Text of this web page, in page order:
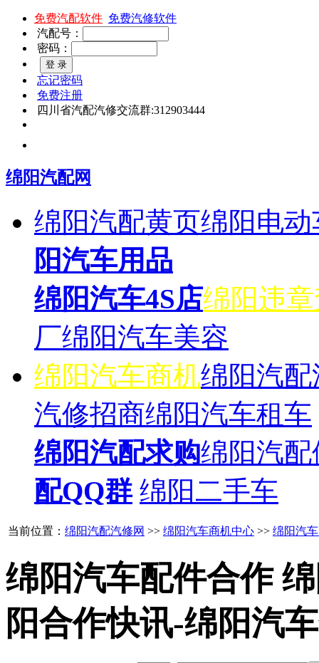
免费汽配软件 免费汽修软件
汽配号：
密码：
忘记密码
免费注册
四川省汽配汽修交流群:312903444
绵阳汽配网
绵阳汽配黄页绵阳电动
阳汽车用品
绵阳汽车4S店绵阳违
厂绵阳汽车美容
绵阳汽车商机绵阳汽
汽修招商绵阳汽车租车
绵阳汽配求购绵阳汽配
配QQ群 绵阳二手车
当前位置： 绵阳汽配汽修网 >> 绵阳汽车商机中心 >> 绵阳汽
绵阳汽车配件合作
阳合作快讯-绵阳汽